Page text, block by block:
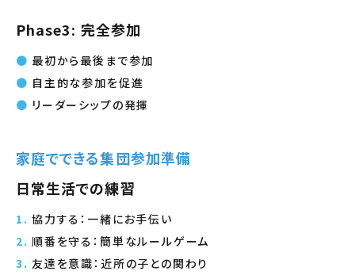
Phase3: 完全参加
最初から最後まで参加
自主的な参加を促進
リーダーシップの発揮
家庭でできる集団参加準備
日常生活での練習
協力する：一緒にお手伝い
順番を守る：簡単なルールゲーム
友達を意識：近所の子との関わり